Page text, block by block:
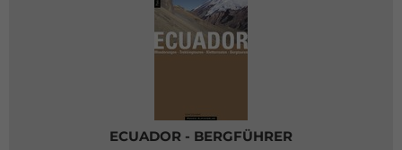
ECUADOR - BERGFÜHRER